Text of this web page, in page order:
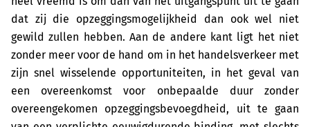
dat zij die opzeggingsmogelijkheid dan ook wel niet
gewild zullen hebben. Aan de andere kant ligt het niet
zonder meer voor de hand om in het handelsverkeer met
zijn snel wisselende opportuniteiten, in het geval van
een overeenkomst voor onbepaalde duur zonder
overeengekomen opzeggingsbevoegdheid, uit te gaan